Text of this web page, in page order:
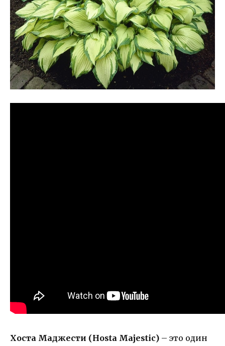
Хоста Маджести (Hosta Majestic) – это один